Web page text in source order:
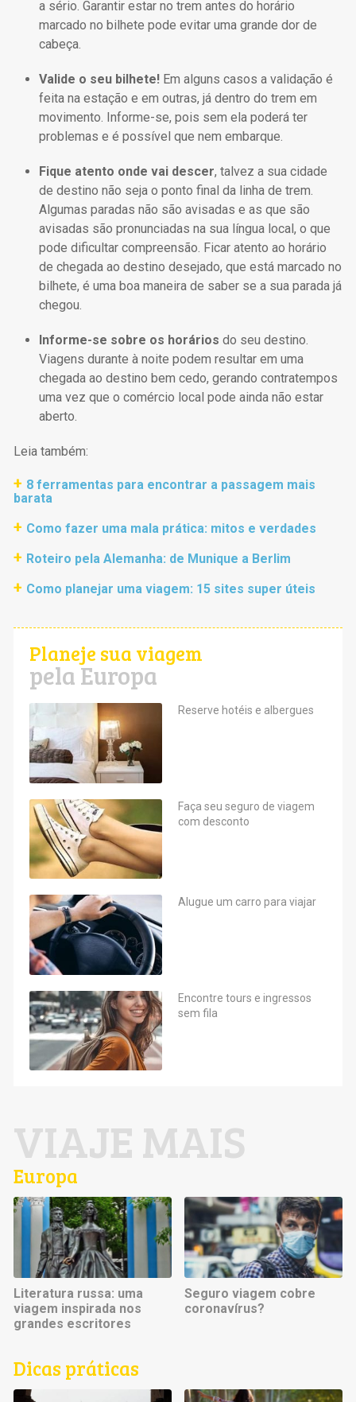
a sério. Garantir estar no trem antes do horário
marcado no bilhete pode evitar uma grande dor de
cabeça.
Valide o seu bilhete!Em alguns casos a validação é
feita na estação e em outras, já dentro do trem em
movimento. Informe-se, pois sem ela poderá ter
problemas e é possível que nem embarque.
Fique atento onde vai descer, talvez a sua cidade
de destino não seja o ponto final da linha de trem.
Algumas paradas não são avisadas e as que são
avisadas são pronunciadas na sua língua local, o que
pode dificultar compreensão. Ficar atento ao horário
de chegada ao destino desejado, que está marcado no
bilhete, é uma boa maneira de saber se a sua parada já
chegou.
Informe-se sobre os horários do seu destino.
Viagens durante à noite podem resultar em uma
chegada ao destino bem cedo, gerando contratempos
uma vez que o comércio local pode ainda não estar
aberto.
Leia também:
8 ferramentas para encontrar a passagem mais
barata
Como fazer uma mala prática: mitos e verdades
Roteiro pela Alemanha: de Munique a Berlim
Como planejar uma viagem: 15 sites super úteis
Planeje sua viagem
pela Europa
Reserve hotéis e albergues
Faça seu seguro de viagem
com desconto
Alugue um carro para viajar
Encontre tours e ingressos
sem fila
VIAJE MAIS
Europa
Literatura russa: uma
viagem inspirada nos
grandes escritores
Seguro viagem cobre
coronavírus?
Dicas práticas